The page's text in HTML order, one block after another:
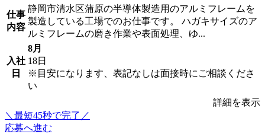
仕事
内容
静岡市清水区蒲原の半導体製造用のアルミフレームを
製造している工場でのお仕事です。 ハガキサイズのア
ルミフレームの磨き作業や表面処理、ゆ...
入社
日
8月
18日
※目安になります、表記なしは面接時にご相談くださ
い
詳細を表示
＼最短45秒で完了／
応募へ進む